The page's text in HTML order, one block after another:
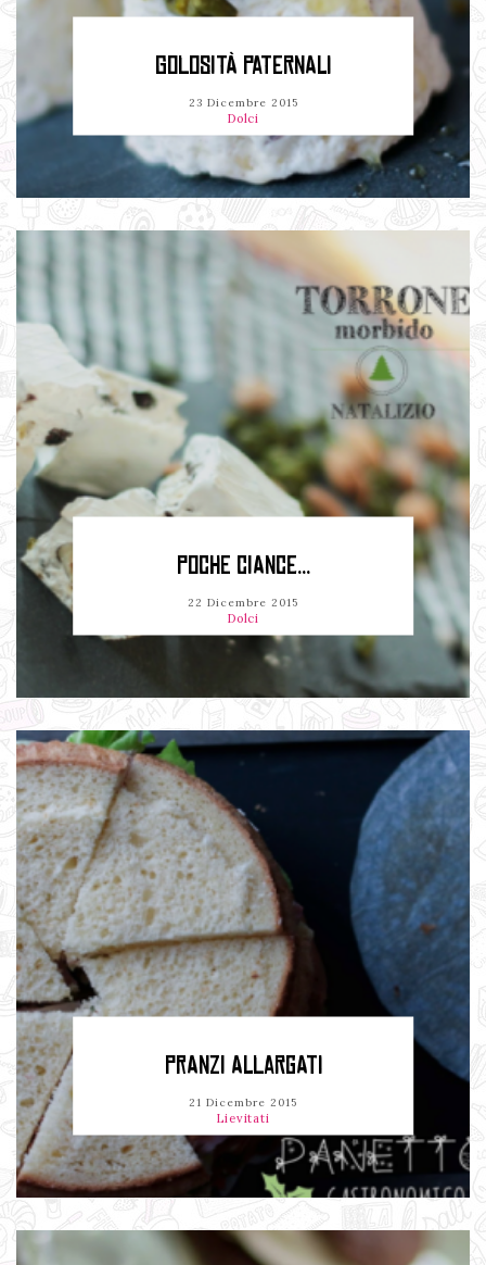
GOLOSITÀ PATERNALI
23 Dicembre 2015
Dolci
POCHE CIANCE...
22 Dicembre 2015
Dolci
PRANZI ALLARGATI
21 Dicembre 2015
Lievitati